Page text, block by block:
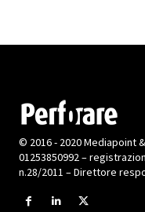
© 2016 - 2020 Mediapoint
01253850992 –
n.28/2011 – Direttore